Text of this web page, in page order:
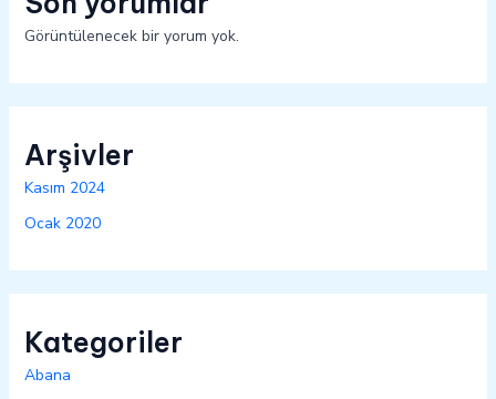
Görüntülenecek bir yorum yok.
Arşivler
Kasım 2024
Ocak 2020
Kategoriler
Abana